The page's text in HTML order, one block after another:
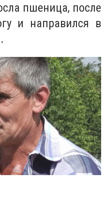
пшеница, после
и направился в